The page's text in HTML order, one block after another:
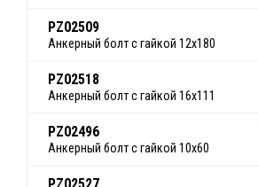
PZ02509
Анкерный болт с гайкой 12х180
PZ02518
Анкерный болт с гайкой 16х111
PZ02496
Анкерный болт с гайкой 10х60